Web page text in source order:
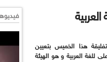
هذا الخميس بتعيين
للغة العربية و هو الهيئة